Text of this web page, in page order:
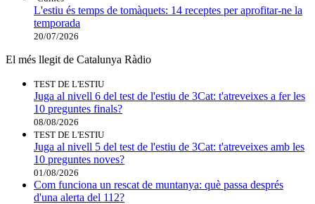
L'estiu és temps de tomàquets: 14 receptes per aprofitar-ne la
temporada
20/07/2026
El més llegit de Catalunya Ràdio
TEST DE L'ESTIU
Juga al nivell 6 del test de l'estiu de 3Cat: t'atreveixes a fer les
10 preguntes finals?
08/08/2026
TEST DE L'ESTIU
Juga al nivell 5 del test de l'estiu de 3Cat: t'atreveixes amb les
10 preguntes noves?
01/08/2026
Com funciona un rescat de muntanya: què passa després
d'una alerta del 112?